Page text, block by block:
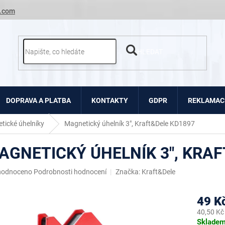
DOPRAVA A PLATBA KONTAKTY GDPR
úhelníky Magnetický úhelník 3", Kraft&Dele KD1897
ÚHELNÍK 3",
Podrobnosti hodnocení Značka: Kraft&Dele
49
40,50
Měrná